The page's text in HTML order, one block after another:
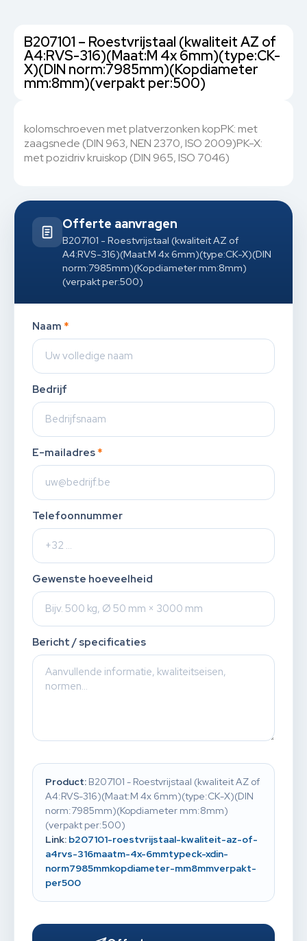
B207101 – Roestvrijstaal (kwaliteit AZ of
A4:RVS-316)(Maat:M 4x 6mm)(type:CK-
X)(DIN norm:7985mm)(Kopdiameter
mm:8mm)(verpakt per:500)
kolomschroeven met platverzonken kopPK: met
zaagsnede (DIN 963, NEN 2370, ISO 2009)PK-X:
met pozidriv kruiskop (DIN 965, ISO 7046)
Offerte aanvragen
B207101 - Roestvrijstaal (kwaliteit AZ of
A4:RVS-316)(Maat:M 4x 6mm)(type:CK-X)(DIN
norm:7985mm)(Kopdiameter mm:8mm)
(verpakt per:500)
Naam *
Bedrijf
E-mailadres *
Telefoonnummer
Gewenste hoeveelheid
Bericht / specificaties
Product: B207101 - Roestvrijstaal (kwaliteit AZ of
A4:RVS-316)(Maat:M 4x 6mm)(type:CK-X)(DIN
norm:7985mm)(Kopdiameter mm:8mm)
(verpakt per:500)
Link: b207101-roestvrijstaal-kwaliteit-az-of-
a4rvs-316maatm-4x-6mmtypeck-xdin-
norm7985mmkopdiameter-mm8mmverpakt-
per500